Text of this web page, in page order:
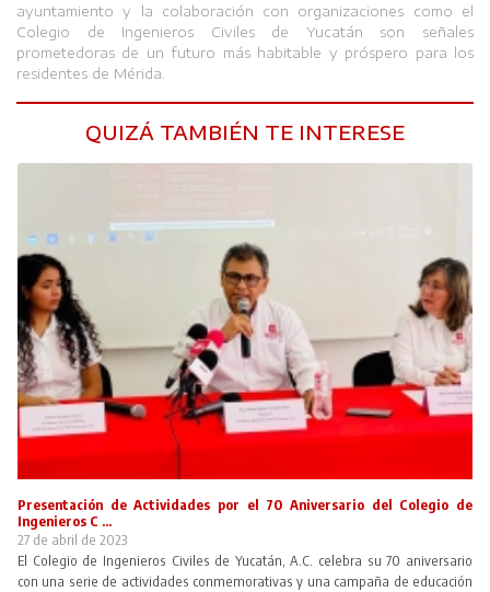
ayuntamiento y la colaboración con organizaciones como el
Colegio de Ingenieros Civiles de Yucatán son señales
prometedoras de un futuro más habitable y próspero para los
residentes de Mérida.
QUIZÁ TAMBIÉN TE INTERESE
Presentación de Actividades por el 70 Aniversario del Colegio de
Ingenieros C ...
27 de abril de 2023
El Colegio de Ingenieros Civiles de Yucatán, A.C. celebra su 70 aniversario
con una serie de actividades conmemorativas y una campaña de educación